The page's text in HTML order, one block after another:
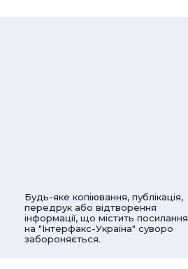
Будь-яке копіювання, публікація,
передрук або відтворення
інформації, що містить посилання
на "Інтерфакс-Україна" суворо
забороняється.